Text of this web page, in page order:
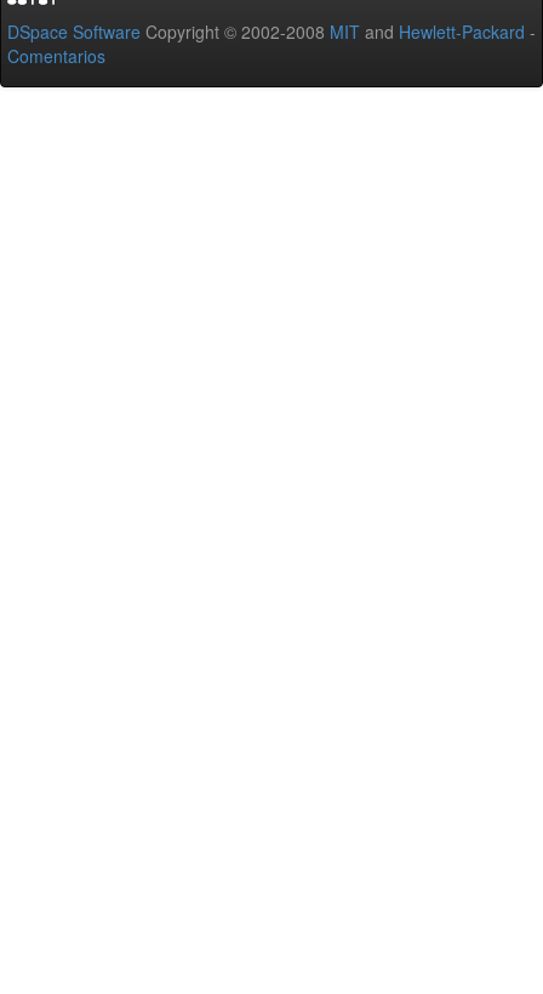
DSpace Software Copyright © 2002-2008 MIT and Hewlett-Packard -
Comentarios